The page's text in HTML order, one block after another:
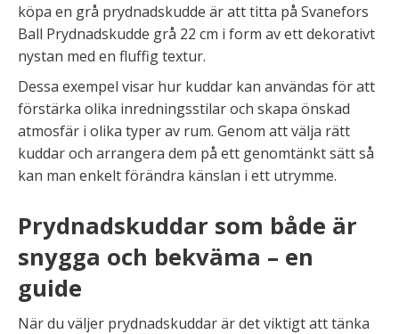
köpa en grå prydnadskudde är att titta på Svanefors
Ball Prydnadskudde grå 22 cm i form av ett dekorativt
nystan med en fluffig textur.
Dessa exempel visar hur kuddar kan användas för att
förstärka olika inredningsstilar och skapa önskad
atmosfär i olika typer av rum. Genom att välja rätt
kuddar och arrangera dem på ett genomtänkt sätt så
kan man enkelt förändra känslan i ett utrymme.
Prydnadskuddar som både är
snygga och bekväma – en
guide
När du väljer prydnadskuddar är det viktigt att tänka